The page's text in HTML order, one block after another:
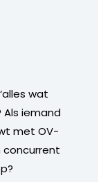
wat
Als iemand
met OV-